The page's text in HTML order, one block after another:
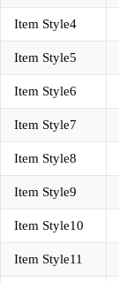
Item Style4
Item Style5
Item Style6
Item Style7
Item Style8
Item Style9
Item Style10
Item Style11